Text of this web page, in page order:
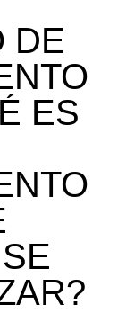
DE
ES